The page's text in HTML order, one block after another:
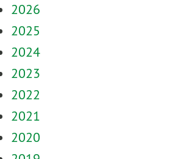
2026
2025
2024
2023
2022
2021
2020